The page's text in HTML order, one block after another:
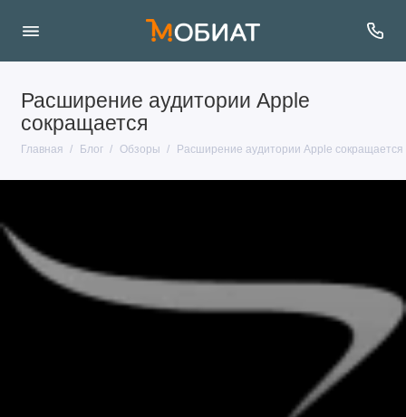
Расширение аудитории Apple
сокращается
Главная Блог Обзоры Расширение аудитории Apple сокращается